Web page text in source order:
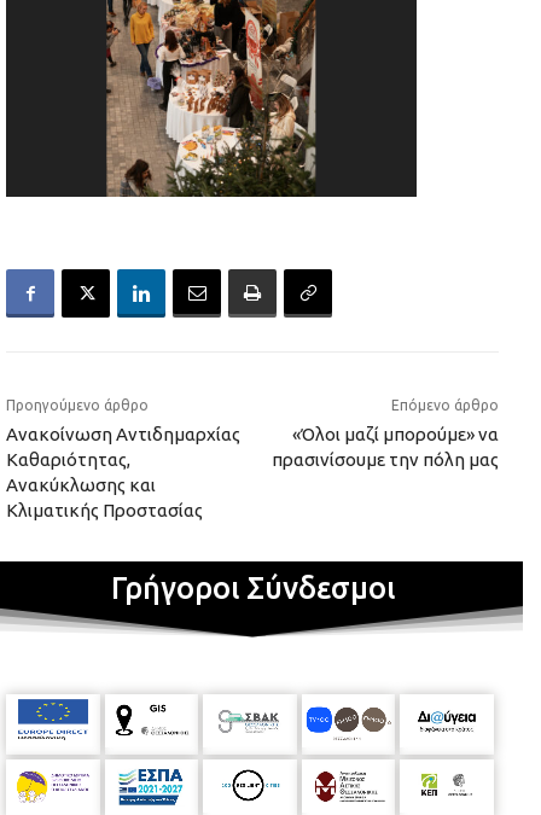
Προηγούμενο άρθρο
Ανακοίνωση Αντιδημαρχίας
Καθαριότητας,
Ανακύκλωσης και
Κλιματικής Προστασίας
Επόμενο άρθρο
«Όλοι μαζί μπορούμε» να
πρασινίσουμε την πόλη μας
Γρήγοροι Σύνδεσμοι